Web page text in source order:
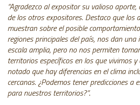
“Agradezco al expositor su valioso
de los otros expositores. Destaco que los
muestran sobre el posible
regiones principales del país, nos dan una
escala amplia, pero no nos permiten
territorios específicos en los que vivimos
notado que hay diferencias en el clima
cercanas. ¿Podemos tener predicciones a
para nuestros territorios?”.